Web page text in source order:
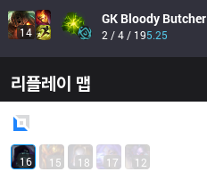
14
GK Bloody Butcher
2 / 4 / 195.25
리플레이 맵
16 15 18 17 12